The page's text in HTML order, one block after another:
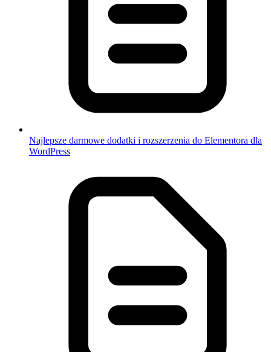
Najlepsze darmowe dodatki i rozszerzenia do Elementora dla
WordPress